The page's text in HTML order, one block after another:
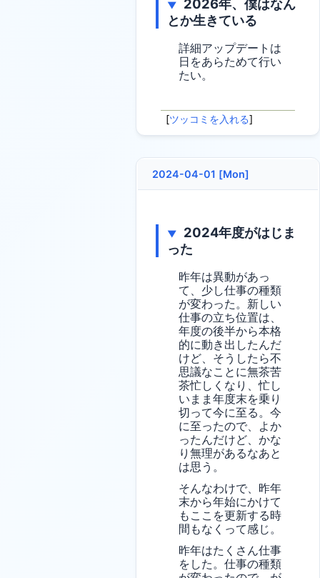
▼
2026年、僕はなん
とか生きている
詳細アップデートは
日をあらためて行い
たい。
[ツッコミを入れる]
2024-04-01 [Mon]
▼
2024年度がはじま
った
昨年は異動があっ
て、少し仕事の種類
が変わった。新しい
仕事の立ち位置は、
年度の後半から本格
的に動き出したんだ
けど、そうしたら不
思議なことに無茶苦
茶忙しくなり、忙し
いまま年度末を乗り
切って今に至る。今
に至ったので、よか
ったんだけど、かな
り無理があるなあと
は思う。
そんなわけで、昨年
末から年始にかけて
もここを更新する時
間もなくって感じ。
昨年はたくさん仕事
をした。仕事の種類